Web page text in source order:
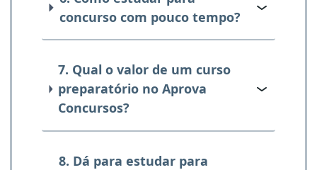
concurso com pouco tempo?
7. Qual o valor de um curso
preparatório no Aprova
Concursos?
8. Dá para estudar para